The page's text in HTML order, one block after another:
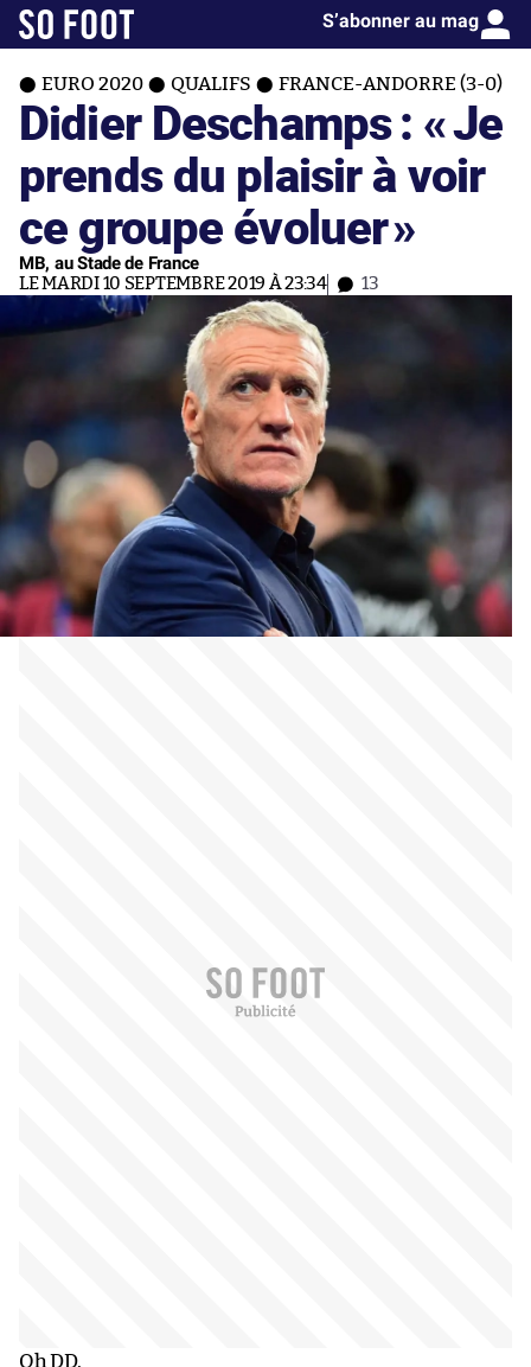
S’abonner au mag
EURO 2020 QUALIFS FRANCE-ANDORRE (3-0)
Didier Deschamps : «Je
prends du plaisir à voir
ce groupe évoluer»
MB, au Stade de France
LE MARDI 10 SEPTEMBRE 2019 À 23:34 13
Oh DD.